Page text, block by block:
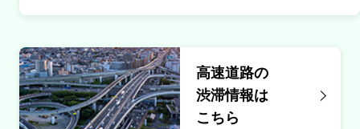
高速道路の
渋滞情報は
こちら